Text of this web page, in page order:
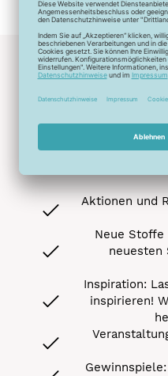
Abonniere jetzt
Aktionen und
Neue
neuesten
Inspiration:
inspirieren!